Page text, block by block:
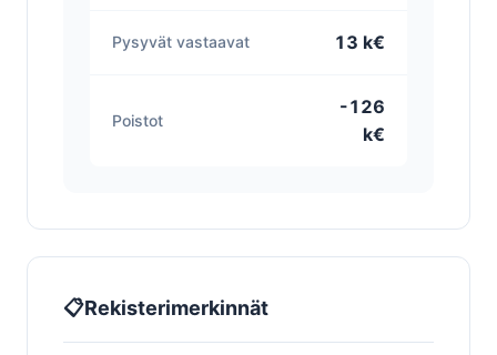
Pysyvät vastaavat 13 k€
Poistot
-126
k€
📋Rekisterimerkinnät